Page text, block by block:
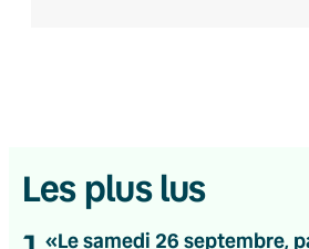
Les plus lus
«Le samedi 26 septembre,